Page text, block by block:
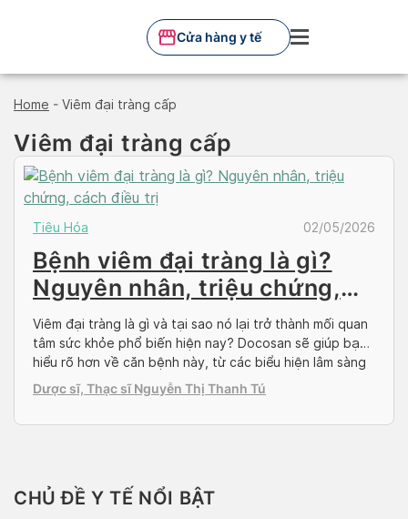
Cửa hàng y tế
Home - Viêm đại tràng cấp
Viêm đại tràng cấp
Tiêu Hóa 02/05/2026
Bệnh viêm đại tràng là gì?
Nguyên nhân, triệu chứng,
cách điều trị
Viêm đại tràng là gì và tại sao nó lại trở thành mối quan
tâm sức khỏe phổ biến hiện nay? Docosan sẽ giúp bạn
hiểu rõ hơn về căn bệnh này, từ các biểu hiện lâm sàng
đến phương pháp điều trị và phòng ngừa hiệu quả
trong bài viết dưới đây. Đại tràng […]
Dược sĩ, Thạc sĩ Nguyễn Thị Thanh Tú
CHỦ ĐỀ Y TẾ NỔI BẬT